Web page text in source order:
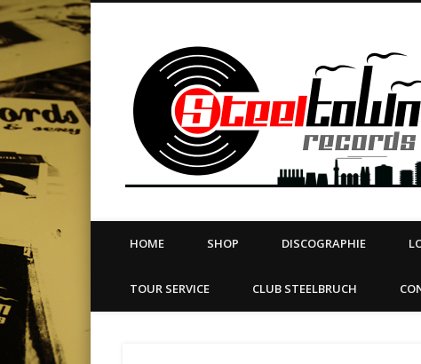
LABEL | MERCH | PRINT | DIY | FANZINE | TOURSERVICE |
VimeoDribble LinkedIn
HOME SHOP DISCOGRAPHIE
TOUR SERVICE CLUB STEELBRUCH